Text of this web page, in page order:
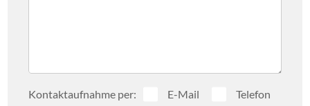
Kontaktaufnahme per: E-Mail Telefon